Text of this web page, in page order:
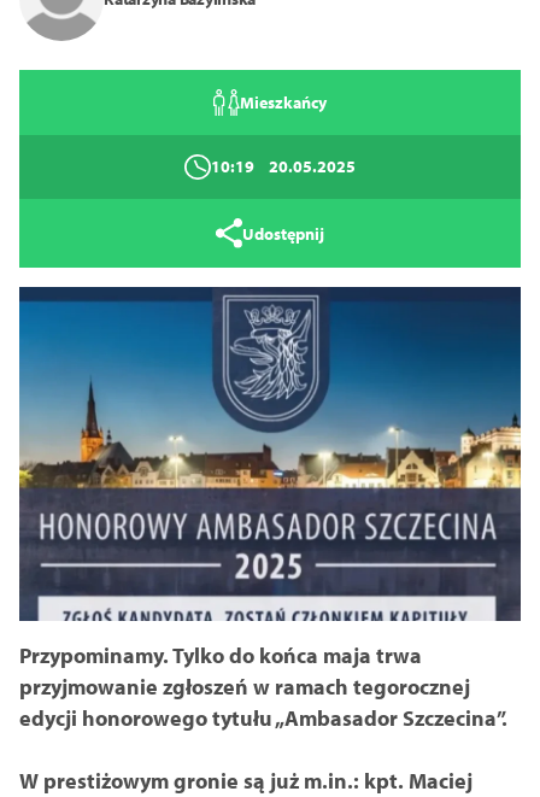
Mieszkańcy
10:19 20.05.2025
Udostępnij
Przypominamy. Tylko do końca maja trwa
przyjmowanie zgłoszeń w ramach tegorocznej
edycji honorowego tytułu „Ambasador Szczecina”.
W prestiżowym gronie są już m.in.: kpt. Maciej